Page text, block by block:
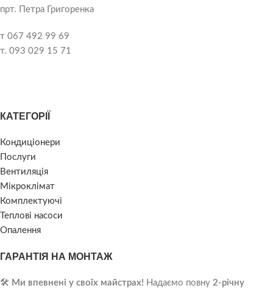
прт. Петра Григоренка
т 067 492 99 69
т. 093 029 15 71
КАТЕГОРІЇ
Кондиціонери
Послуги
Вентиляція
Мікроклімат
Комплектуючі
Теплові насоси
Опалення
ГАРАНТІЯ НА МОНТАЖ
🛠️ Ми впевнені у своїх майстрах! Надаємо повну 2-річну